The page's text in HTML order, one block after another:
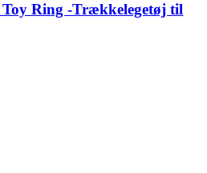
Ring -Trækkelegetøj til